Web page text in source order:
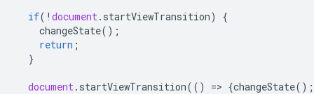
if( ! document . startViewTransition)
{
changeState();
return ;
}
document . startViewTransition(() => {changeState